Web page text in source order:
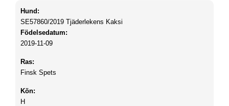
Hund:
SE57860/2019 Tjäderlekens Kaksi
Födelsedatum:
2019-11-09
Ras:
Finsk Spets
Kön:
H